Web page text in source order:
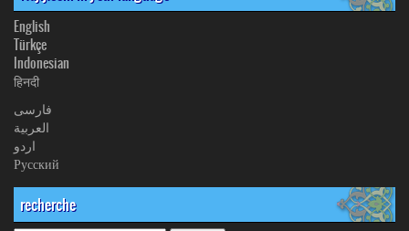
English
Türkçe
Indonesian
हिनदी
فارسی
العربیة
اردو
Русский
recherche